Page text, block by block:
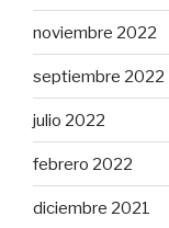
noviembre 2022
septiembre 2022
julio 2022
febrero 2022
diciembre 2021